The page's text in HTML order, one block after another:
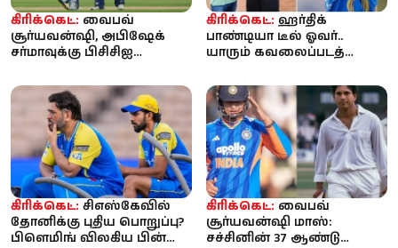
கிரிக்கெட்: வைபவ்
சூர்யவன்ஷி, அபிஷேக்
சர்மாவுக்கு பிசிசிஐ
பந்தையும் சிக்ஸ...
கிரிக்கெட்: ஹர்திக்
பாண்டியா டீல் ஓவர்..
யாரும் கவலைப்படத்
உண்மையை சொன்ன
அஸ்வின் ...
கிரிக்கெட்: சிஎஸ்கேவில்
தோனிக்கு புதிய பொறுப்பு?
பிளெமிங் விலகிய பின்
கிரிக்கெட்: வைபவ்
சூர்யவன்ஷி மாஸ்:
சச்சினின் 37 ஆண்டு